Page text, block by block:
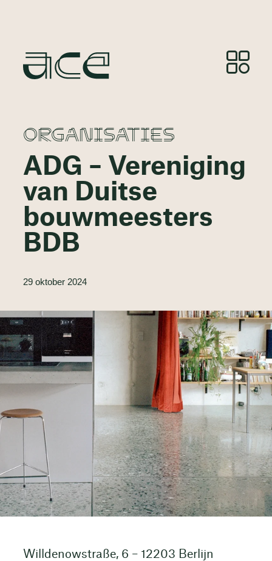
ORGANISATIES
ADG – Vereniging
van Duitse
bouwmeesters
BDB
29 oktober 2024
Willdenowstraße, 6 – 12203 Berlijn